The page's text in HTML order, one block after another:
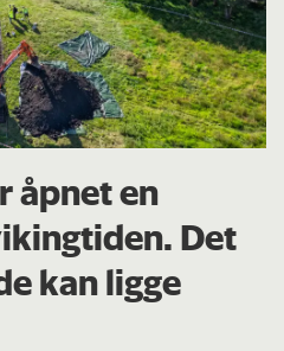
åpnet en
Det
kan ligge